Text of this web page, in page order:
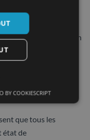
inclut son tirage et son
état de
défectueuse peut
basculement ou de
que tous les
état de
BY COOKIESCRIPT